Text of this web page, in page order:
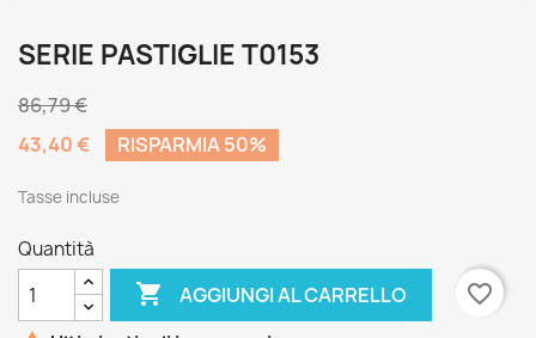
SERIE PASTIGLIE T0153
86,79 €
43,40 €
RISPARMIA 50%
Tasse incluse
Quantità
 AGGIUNGI AL CARRELLO
favorite_border